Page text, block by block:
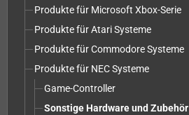
Produkte für Microsoft Xbox-Serie
Produkte für Atari Systeme
Produkte für Commodore Systeme
Produkte für NEC Systeme
Game-Controller
Sonstige Hardware und Zubehör